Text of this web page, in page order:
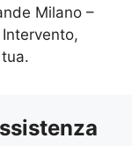
Milano –